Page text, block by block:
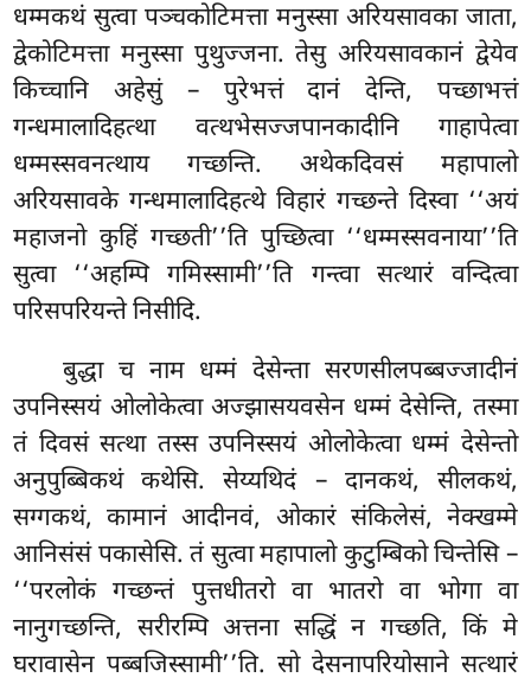
धम्मकथं सुत्वा पञ्चकोटिमत्ता मनुस्सा अरियसावका जाता,
द्वेकोटिमत्ता मनुस्सा पुथुज्जना. तेसु अरियसावकानं द्वेयेव
किच्चानि अहेसुं – पुरेभत्तं दानं देन्ति, पच्छाभत्तं
गन्धमालादिहत्था वत्थभेसज्जपानकादीनि गाहापेत्वा
धम्मस्सवनत्थाय गच्छन्ति. अथेकदिवसं महापालो
अरियसावके गन्धमालादिहत्थेविहारं गच्छन्ते दिस्वा ‘‘अयं
महाजनो कुहिं गच्छती’’ति पुच्छित्वा ‘‘धम्मस्सवनाया’’ति
सुत्वा ‘‘अहम्पि गमिस्सामी’’ति गन्त्वा सत्थारं वन्दित्वा
परिसपरियन्ते निसीदि.
बुद्धा च नाम धम्मं देसेन्ता सरणसीलपब्बज्जादीनं
उपनिस्सयं ओलोकेत्वा अज्झासयवसेन धम्मं देसेन्ति, तस्मा
तं दिवसं सत्था तस्स उपनिस्सयं ओलोकेत्वा धम्मं देसेन्तो
अनुपुब्बिकथं कथेसि. सेय्यथिदं – दानकथं, सीलकथं,
सग्गकथं, कामानं आदीनवं, ओकारं संकिलेसं, नेक्खम्मे
आनिसंसं पकासेसि. तं सुत्वा महापालो कुटुम्बिको चिन्तेसि –
‘‘परलोकं गच्छन्तं पुत्तधीतरो वा भातरो वा भोगा वा
नानुगच्छन्ति, सरीरम्पि अत्तना सद्धिं न गच्छति, किं मे
घरावासेन पब्बजिस्सामी’’ति. सो देसनापरियोसाने सत्थारं